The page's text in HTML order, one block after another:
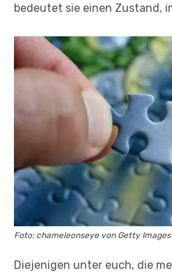
bedeutet sie einen Zustand,
Foto: chameleonseye von Getty
Diejenigen unter euch, die